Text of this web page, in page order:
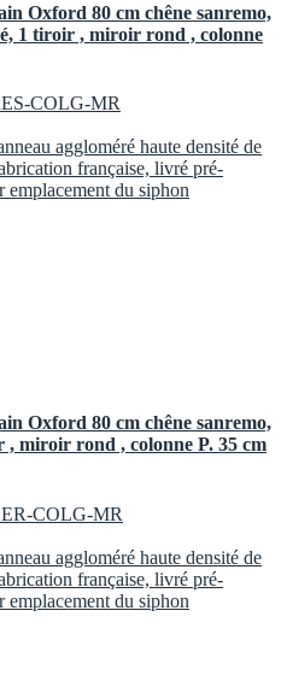
Oxford 80 cm chêne sanremo,
1 tiroir , miroir rond , colonne
COLG-MR
aggloméré haute densité de
française, livré pré-
du siphon
Oxford 80 cm chêne sanremo,
miroir rond , colonne P. 35 cm
COLG-MR
aggloméré haute densité de
française, livré pré-
du siphon